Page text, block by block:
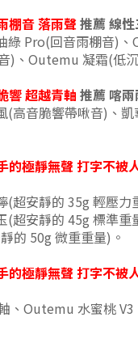
棚音 落雨聲推薦 線
Pro(回音雨棚音)、
)、 Outemu 凝霜(低
響 超越青軸 推薦 喀兩
高音脆響帶啾音)、凱
的極靜無聲打字不被
超安靜的 35g 輕壓力
超安靜的 45g 標準重
的 50g 微重重量) 。
的極靜無聲打字不被
、 Outemu 水蜜桃 V3